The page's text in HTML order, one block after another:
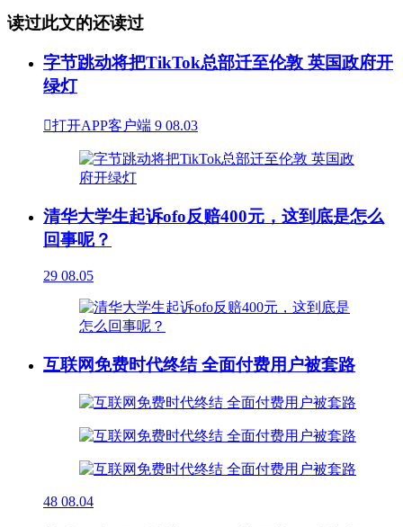
读过此文的还读过
字节跳动将把TikTok总部迁至伦敦 英国政府开
绿灯
打开APP客户端 9 08.03
清华大学生起诉ofo反赔400元，这到底是怎么
回事呢？
29 08.05
互联网免费时代终结 全面付费用户被套路
48 08.04